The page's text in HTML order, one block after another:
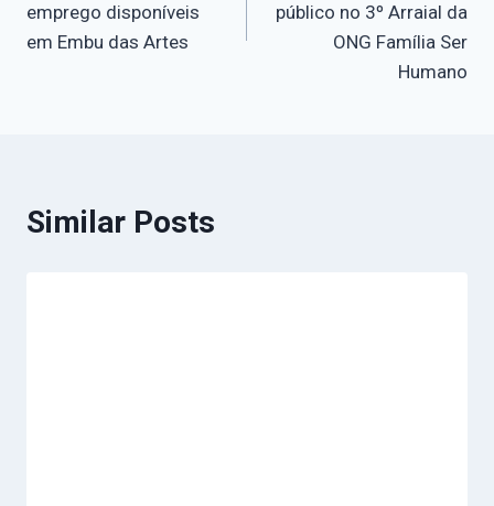
emprego disponíveis
em Embu das Artes
público no 3º Arraial da
ONG Família Ser
Humano
Similar Posts